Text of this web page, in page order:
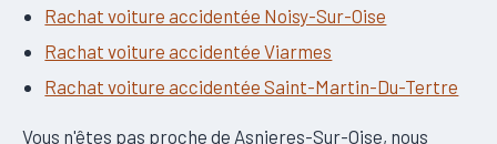
Rachat voiture accidentée Noisy-Sur-Oise
Rachat voiture accidentée Viarmes
Rachat voiture accidentée Saint-Martin-Du-Tertre
Vous n'êtes pas proche de Asnieres-Sur-Oise, nous